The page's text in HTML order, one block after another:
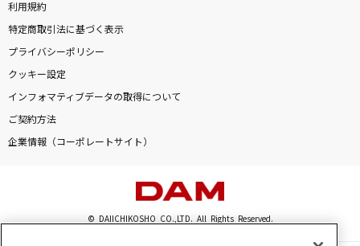
利用規約
特定商取引法に基づく表示
プライバシーポリシー
クッキー設定
インフォマティブデータの取得について
ご契約方法
企業情報（コーポレートサイト）
© DAIICHIKOSHO CO.,LTD. All Rights Reserved.